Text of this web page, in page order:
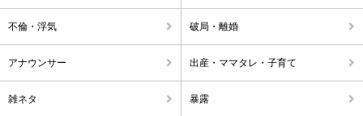
不倫・浮気 破局・離婚
アナウンサー 出産・ママタレ・子育て
雑ネタ 暴露